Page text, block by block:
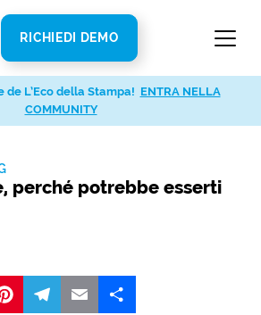
RICHIEDI DEMO
perché potrebbe esserti
de L’Eco della Stampa! ENTRA NELLA
COMMUNITY